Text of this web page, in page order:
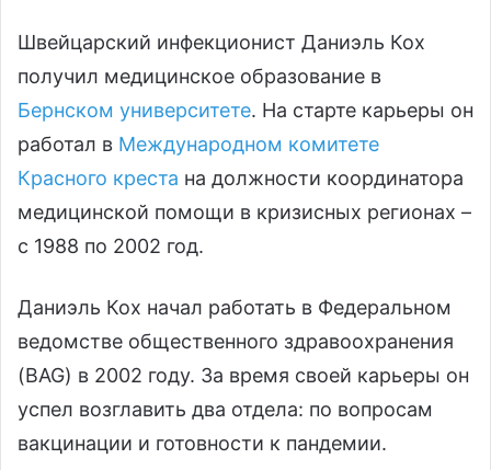
Швейцарский инфекционист Даниэль Кох
получил медицинское образование в
Бернском университете. На старте карьеры он
работал в Международном комитете
Красного креста на должности координатора
медицинской помощи в кризисных регионах –
с 1988 по 2002 год.
Даниэль Кох начал работать в Федеральном
ведомстве общественного здравоохранения
(BAG) в 2002 году. За время своей карьеры он
успел возглавить два отдела: по вопросам
вакцинации и готовности к пандемии.